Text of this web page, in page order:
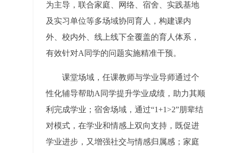
为主导，联合家庭、网络、宿舍、实践基地
及实习单位等多场域协同育人，构建课内
外、校内外、线上线下全覆盖的育人体系，
有效针对A同学的问题实施精准干预。
课堂场域，任课教师与学业导师通过个
性化辅导帮助A同学提升学业成绩，助力其顺
利完成学业；宿舍场域，通过“1+1>2”朋辈结
对模式，在学业和情感上双向支持，既促进
学业进步，又增强社交与情感归属感；家庭